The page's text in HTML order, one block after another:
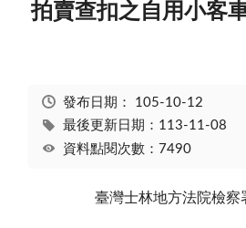
拍賣查扣之自用小客
發布日期： 105-10-12
最後更新日期：113-11-08
資料點閱次數：7490
臺灣士林地方法院檢察